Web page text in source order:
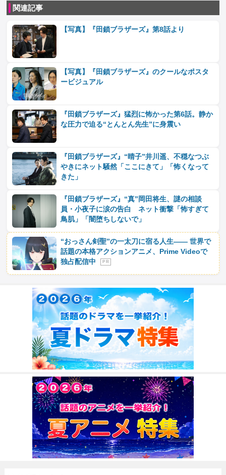
関連記事
【写真】『田鎖ブラザーズ』第8話より
【写真】『田鎖ブラザーズ』のクールなポスタ
ービジュアル
『田鎖ブラザーズ』猛烈に怖かった第6話。静か
な圧力で迫る“とんとん先生”に身震い
『田鎖ブラザーズ』“晴子”井川遥、不穏なつぶ
やきにネット騒然「ここにきて」「怖くなって
きた」
『田鎖ブラザーズ』“真”岡田将生、謎の相談
員・小夜子に涙の告白 ネット衝撃「怖すぎて
鳥肌」「闇堕ちしないで」
“おっさん剣聖”の一太刀に宿る人生―― 世界で
話題の本格アクションアニメ、Prime Videoで
独占配信中
P R